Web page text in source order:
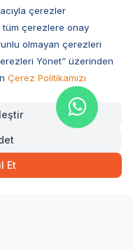
Hızlı Teslimat
EKLE
Sorular
/ KOCAELİ
çerezler
tüm çerezlere onay
olmayan çerezleri
Yönet” üzerinden
Çerez Politikamızı
Et